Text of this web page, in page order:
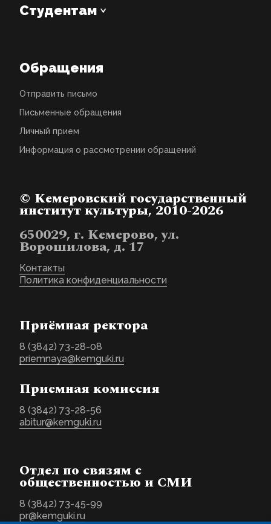
Студентам
Обращения
Отправить письмо
Письменные обращения
Личный прием
Информация о рассмотрении обращений
© Кемеровский государственный
институт культуры, 2010-2026
650029, г. Кемерово, ул.
Ворошилова, д. 17
Контакты
Политика конфиденциальности
Приёмная ректора
8 (3842) 73-28-08
priemnaya@kemguki.ru
Приемная комиссия
8 (3842) 73-28-56
abitur@kemguki.ru
Отдел по связям с
общественностью и СМИ
8 (3842) 73-45-99
pr@kemguki.ru